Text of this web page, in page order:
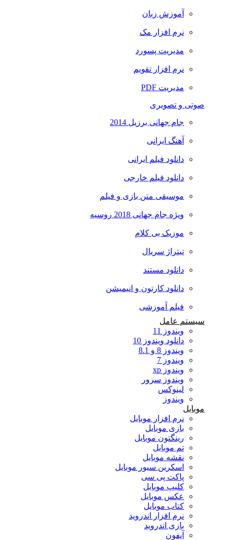
آموزش زبان
نرم افزار مک
مدیریت پسورد
نرم افزار تقویم
مدیریت PDF
صوتی و تصویری
جام جهانی برزیل 2014
آهنگ ایرانی
دانلود فیلم ایرانی
دانلود فیلم خارجی
موسیقی متن بازی و فیلم
ویژه جام جهانی 2018 روسیه
موزیک بی کلام
تیتراژ سریال
دانلود مستند
دانلود کارتون و انیمیشن
فیلم آموزشی
سیستم عامل
ویندوز 11
دانلود ویندوز 10
ویندوز 8 و 8.1
ویندوز 7
ویندوز xp
ویندوز سرور
لینوکس
ویندوز
موبایل
نرم افزار موبایل
بازی موبایل
رینگتون موبایل
تم موبایل
نقشه موبایل
اسکرین سیور موبایل
پاکت پی سی
کلیپ موبایل
عکس موبایل
کتاب موبایل
نرم افزار اندروید
بازی اندروید
آیفون